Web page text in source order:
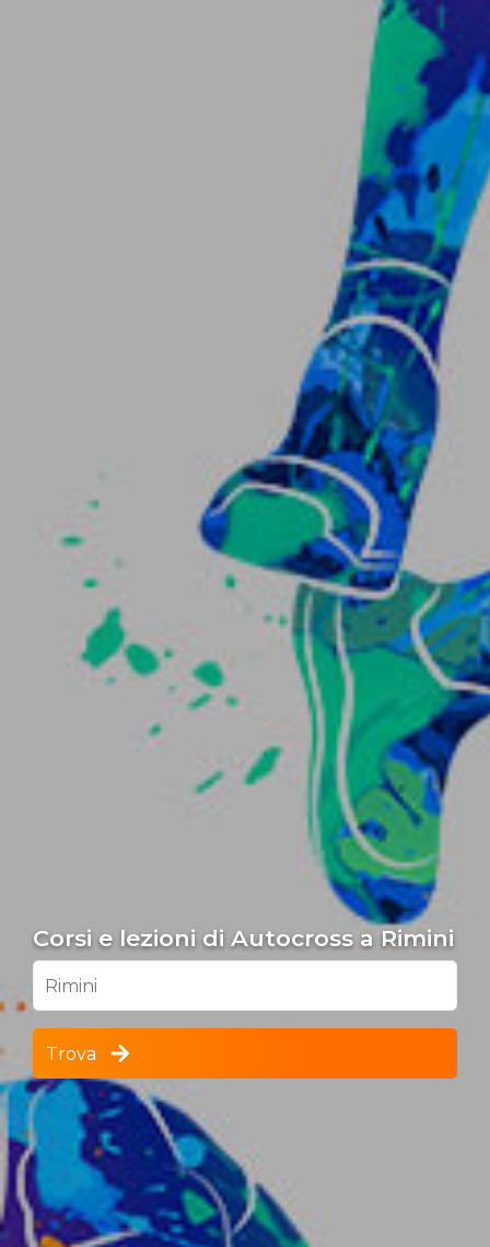
Corsi e lezioni di Autocross a Rimini
Rimini
Trova